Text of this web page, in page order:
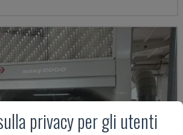
privacy per gli utenti